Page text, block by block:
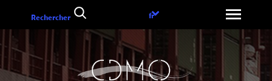
Rechercher
Choix
langue
fr